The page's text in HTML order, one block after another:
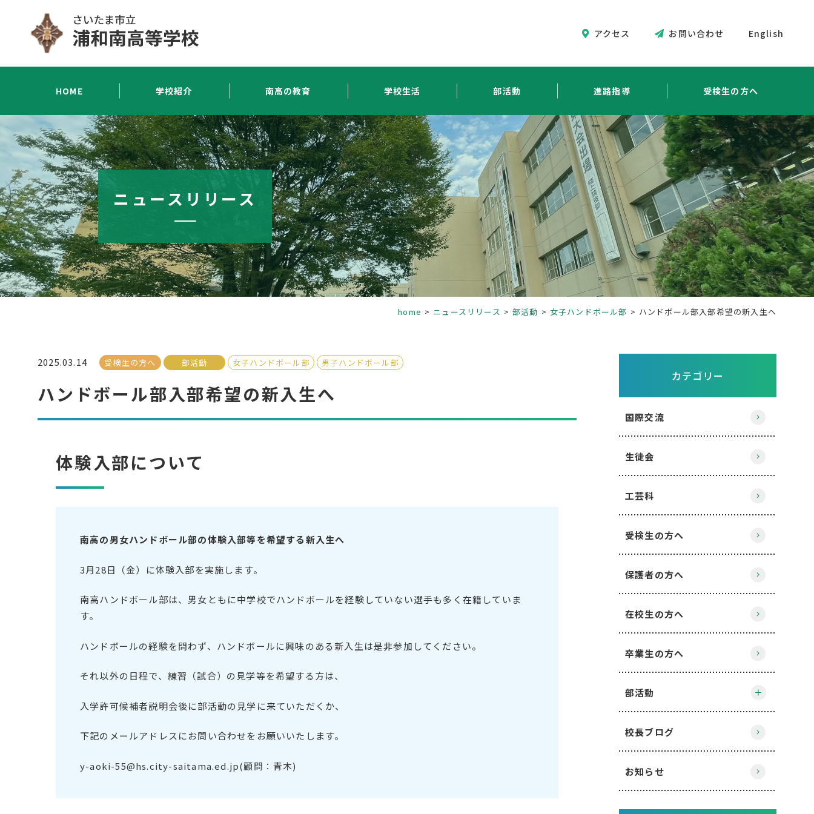
HOME 学校紹介 南高の教育 学校生活 部活動 進路指導 受検生の方へ
アクセス お問い合わせ English
ニュースリリース
home ニュースリリース 部活動 女子ハンドボール部 ハンドボール部入部希望の新入生へ
2025.03.14 受検生の方へ 部活動 女子ハンドボール部 男子ハンドボール部
ハンドボール部入部希望の新入生へ
体験入部について
南高の男女ハンドボール部の体験入部等を希望する新入生へ
3月28日（金）に体験入部を実施します。
南高ハンドボール部は、男女ともに中学校でハンドボールを経験していない選手も多く在籍していま
す。
ハンドボールの経験を問わず、ハンドボールに興味のある新入生は是非参加してください。
それ以外の日程で、練習（試合）の見学等を希望する方は、
入学許可候補者説明会後に部活動の見学に来ていただくか、
下記のメールアドレスにお問い合わせをお願いいたします。
y-aoki-55@hs.city-saitama.ed.jp(顧問：青木)
カテゴリー
国際交流
生徒会
工芸科
受検生の方へ
保護者の方へ
在校生の方へ
卒業生の方へ
部活動
校長ブログ
お知らせ